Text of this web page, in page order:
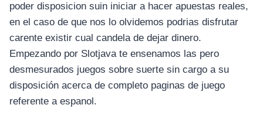
poder disposicion suin iniciar a hacer apuestas reales,
en el caso de que nos lo olvidemos podrias disfrutar
carente existir cual candela de dejar dinero.
Empezando por Slotjava te ensenamos las pero
desmesurados juegos sobre suerte sin cargo a su
disposición acerca de completo paginas de juego
referente a espanol.